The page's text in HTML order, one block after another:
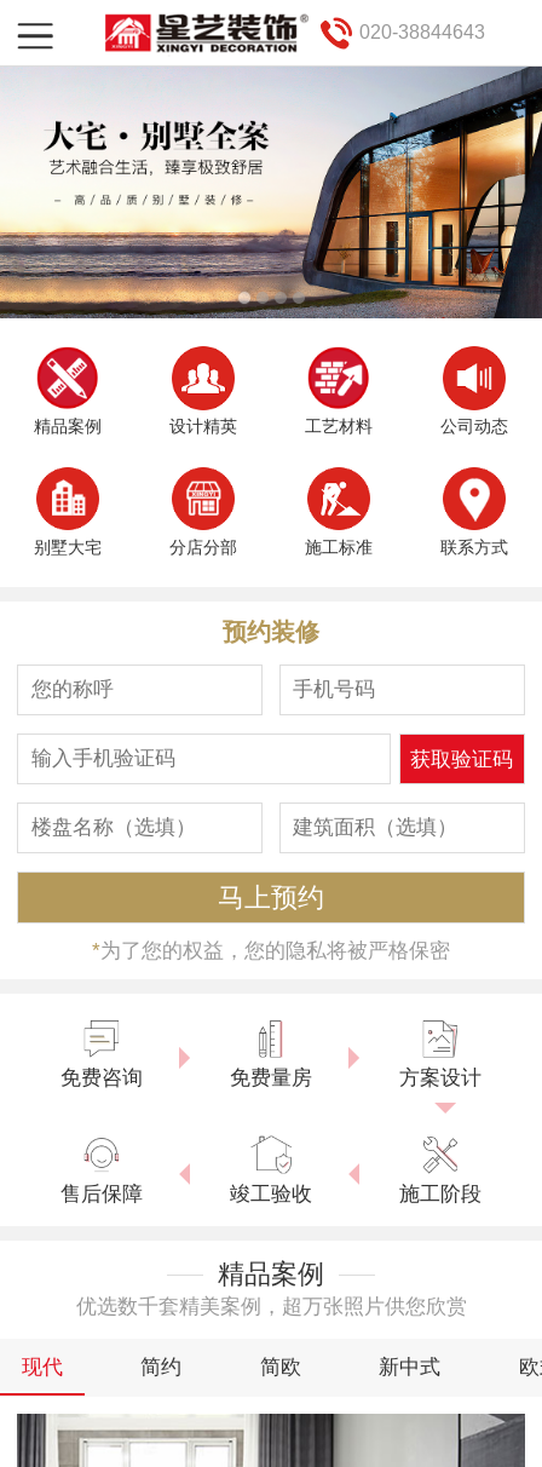
020-38844643
精品案例 设计精英 工艺材料 公司动态
别墅大宅 分店分部 施工标准 联系方式
预约装修
*为了您的权益，您的隐私将被严格保密
免费咨询 免费量房 方案设计
售后保障 竣工验收 施工阶段
精品案例
优选数千套精美案例，超万张照片供您欣赏
现代 简约 简欧 新中式